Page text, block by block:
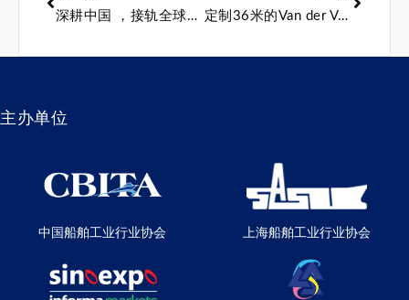
深耕中国 ，接轨全球——2026中国（上海）第二十九届国际船艇及其技术设备展览会暨上海国际公务艇展览会圆满落幕！
定制36米的Van der Valk 游艇 Jangada 驶出船棚前往英国
主办单位
中国船舶工业行业协会 上海船舶工业行业协会